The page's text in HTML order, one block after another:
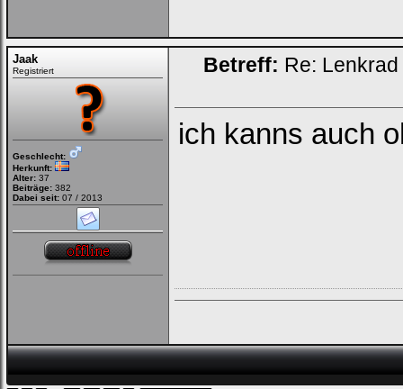
Jaak
Registriert
Geschlecht:
Herkunft:
Alter: 37
Beiträge: 382
Dabei seit: 07 / 2013
Betreff: Re:
ich kanns auch